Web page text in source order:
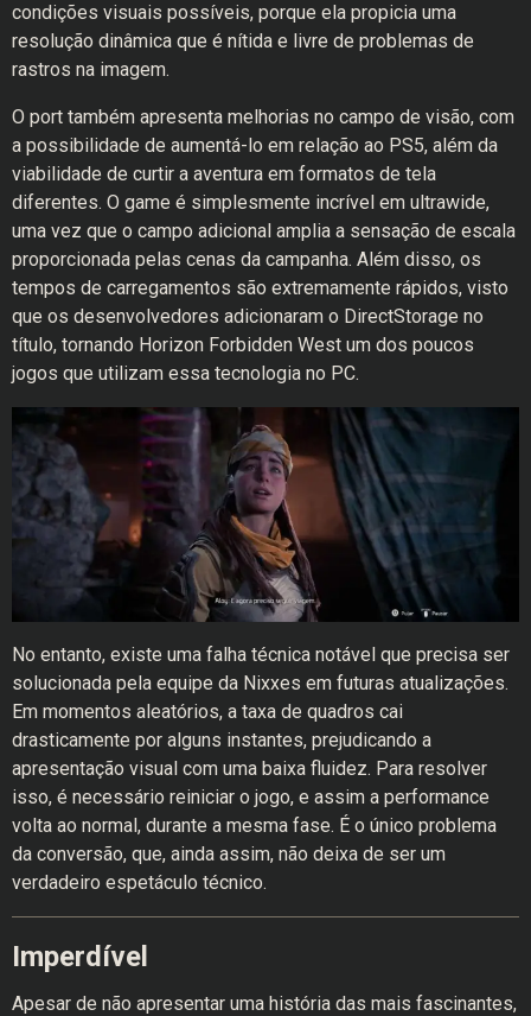
condições visuais possíveis, porque ela propicia uma
resolução dinâmica que é nítida e livre de problemas de
rastros na imagem.
O port também apresenta melhorias no campo de visão, com
a possibilidade de aumentá-lo em relação ao PS5, além da
viabilidade de curtir a aventura em formatos de tela
diferentes. O game é simplesmente incrível em ultrawide,
uma vez que o campo adicional amplia a sensação de escala
proporcionada pelas cenas da campanha. Além disso, os
tempos de carregamentos são extremamente rápidos, visto
que os desenvolvedores adicionaram o DirectStorage no
título, tornando Horizon Forbidden West um dos poucos
jogos que utilizam essa tecnologia no PC.
No entanto, existe uma falha técnica notável que precisa ser
solucionada pela equipe da Nixxes em futuras atualizações.
Em momentos aleatórios, a taxa de quadros cai
drasticamente por alguns instantes, prejudicando a
apresentação visual com uma baixa fluidez. Para resolver
isso, é necessário reiniciar o jogo, e assim a performance
volta ao normal, durante a mesma fase. É o único problema
da conversão, que, ainda assim, não deixa de ser um
verdadeiro espetáculo técnico.
Imperdível
Apesar de não apresentar uma história das mais fascinantes,